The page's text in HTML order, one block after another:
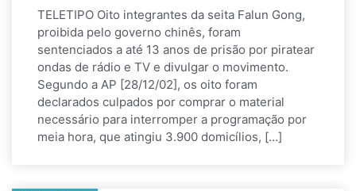
TELETIPO Oito integrantes da seita Falun Gong,
proibida pelo governo chinês, foram
sentenciados a até 13 anos de prisão por piratear
ondas de rádio e TV e divulgar o movimento.
Segundo a AP [28/12/02], os oito foram
declarados culpados por comprar o material
necessário para interromper a programação por
meia hora, que atingiu 3.900 domicílios, […]